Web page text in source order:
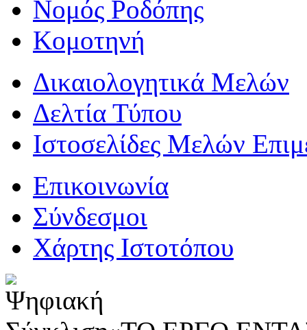
Νομός Ροδόπης
Κομοτηνή
Δικαιολογητικά Μελών
Δελτία Τύπου
Ιστοσελίδες Μελών
Επικοινωνία
Σύνδεσμοι
Χάρτης Ιστοτόπου